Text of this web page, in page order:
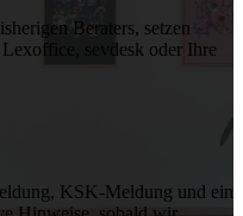
Beraters, setzen
sevdesk oder Ihre
KSK-Meldung und ein